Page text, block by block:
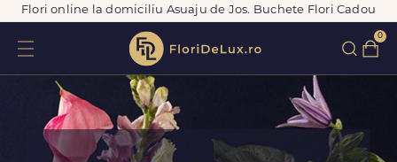
Flori online la domiciliu Asuaju de Jos. Buchete Flori Cadou
0